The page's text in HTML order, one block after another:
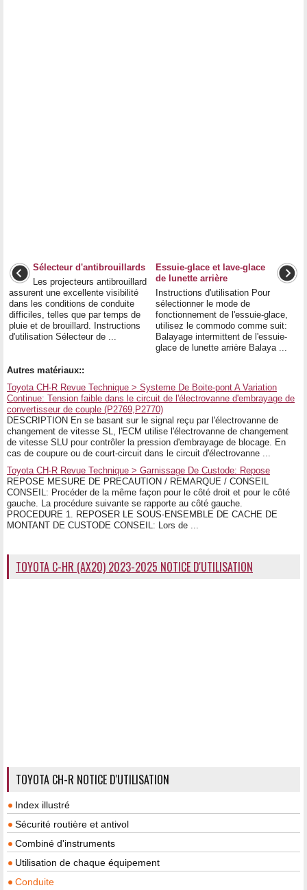
Sélecteur d'antibrouillards
Les projecteurs antibrouillard
assurent une excellente visibilité
dans les conditions de conduite
difficiles, telles que par temps de
pluie et de brouillard. Instructions
d'utilisation Sélecteur de ...
Essuie-glace et lave-glace
de lunette arrière
Instructions d'utilisation Pour
sélectionner le mode de
fonctionnement de l'essuie-glace,
utilisez le commodo comme suit:
Balayage intermittent de l'essuie-
glace de lunette arrière Balaya ...
Autres matériaux::
Toyota CH-R Revue Technique > Systeme De Boite-pont A Variation
Continue: Tension faible dans le circuit de l'électrovanne d'embrayage de
convertisseur de couple (P2769,P2770)
DESCRIPTION En se basant sur le signal reçu par l'électrovanne de
changement de vitesse SL, l'ECM utilise l'électrovanne de changement
de vitesse SLU pour contrôler la pression d'embrayage de blocage. En
cas de coupure ou de court-circuit dans le circuit d'électrovanne ...
Toyota CH-R Revue Technique > Garnissage De Custode: Repose
REPOSE MESURE DE PRECAUTION / REMARQUE / CONSEIL
CONSEIL: Procéder de la même façon pour le côté droit et pour le côté
gauche. La procédure suivante se rapporte au côté gauche.
PROCEDURE 1. REPOSER LE SOUS-ENSEMBLE DE CACHE DE
MONTANT DE CUSTODE CONSEIL: Lors de ...
TOYOTA C-HR (AX20) 2023-2025 NOTICE D'UTILISATION
TOYOTA CH-R NOTICE D'UTILISATION
Index illustré
Sécurité routière et antivol
Combiné d'instruments
Utilisation de chaque équipement
Conduite